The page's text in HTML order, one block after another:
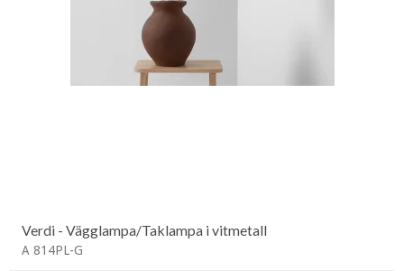
Verdi - Vägglampa/Taklampa i vitmetall
A 814PL-G